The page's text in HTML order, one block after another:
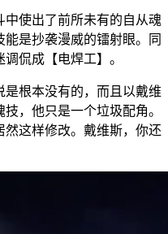
使出了前所未有的自从魂
是抄袭漫威的镭射眼。同
侃成【电焊工】。
根本没有的，而且以戴维
，他只是一个垃圾配角。
这样修改。戴维斯，你还